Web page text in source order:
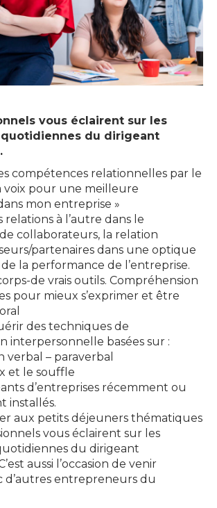
vous éclairent sur les
du dirigeant
compétences relationnelles par le
voix pour une meilleure
mon entreprise »
relations à l’autre dans le
collaborateurs, la relation
partenaires dans une optique
la performance de l’entreprise.
de vrais outils. Compréhension
pour mieux s’exprimer et être
des techniques de
interpersonnelle basées sur :
verbal – paraverbal
et le souffle
d’entreprises récemment ou
installés.
aux petits déjeuners thématiques
vous éclairent sur les
du dirigeant
aussi l’occasion de venir
d’autres entrepreneurs du